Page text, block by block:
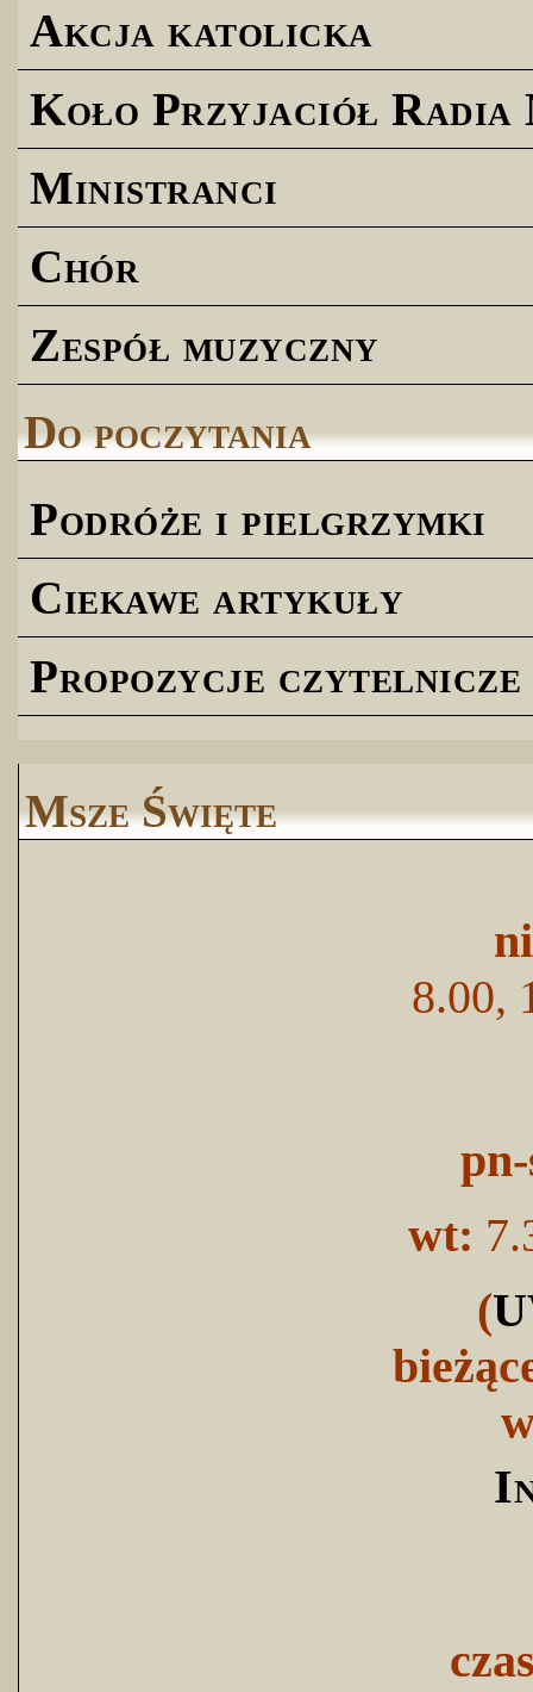
Akcja katolicka
Koło Przyjaciół
Ministranci
Chór
Zespół muzyczny
Do poczytania
Podróże i pielgrzymki
Ciekawe artykuły
Propozycje czytelnicze
Msze Święte
8.00,
wt:
(